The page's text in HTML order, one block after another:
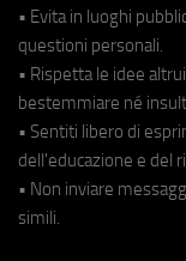
• Evita in luoghi
questioni personali.
• Rispetta le idee
bestemmiare né
• Sentiti libero di
dell'educazione e del
• Non inviare
simili.